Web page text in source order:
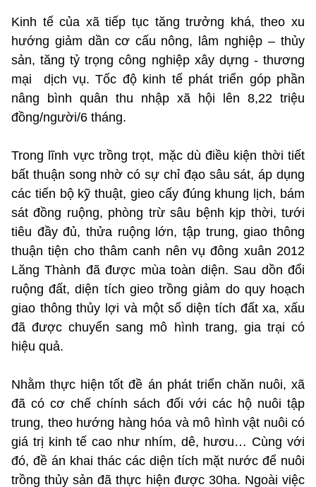
Kinh tế của xã tiếp tục tăng trưởng khá, theo xu
hướng giảm dần cơ cấu nông, lâm nghiệp – thủy
sản, tăng tỷ trọng công nghiệp xây dựng - thương
mại dịch vụ. Tốc độ kinh tế phát triển góp phần
nâng bình quân thu nhập xã hội lên 8,22 triệu
đồng/người/6 tháng.
Trong lĩnh vực trồng trọt, mặc dù điều kiện thời tiết
bất thuận song nhờ có sự chỉ đạo sâu sát, áp dụng
các tiến bộ kỹ thuật, gieo cấy đúng khung lịch, bám
sát đồng ruộng, phòng trừ sâu bệnh kịp thời, tưới
tiêu đầy đủ, thửa ruộng lớn, tập trung, giao thông
thuận tiện cho thâm canh nên vụ đông xuân 2012
Lăng Thành đã được mùa toàn diện. Sau dồn đổi
ruộng đất, diện tích gieo trồng giảm do quy hoạch
giao thông thủy lợi và một số diện tích đất xa, xấu
đã được chuyển sang mô hình trang, gia trại có
hiệu quả.
Nhằm thực hiện tốt đề án phát triển chăn nuôi, xã
đã có cơ chế chính sách đối với các hộ nuôi tập
trung, theo hướng hàng hóa và mô hình vật nuôi có
giá trị kinh tế cao như nhím, dê, hươu… Cùng với
đó, đề án khai thác các diện tích mặt nước để nuôi
trồng thủy sản đã thực hiện được 30ha. Ngoài việc